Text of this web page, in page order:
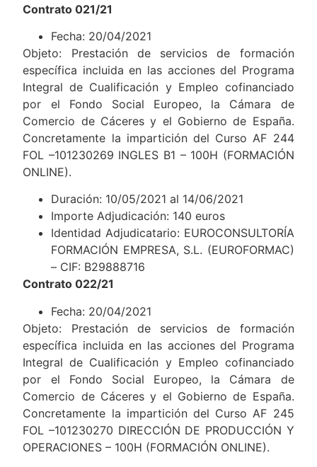
Contrato 021/21
Fecha: 20/04/2021
Objeto: Prestación de servicios de formación
específica incluida en las acciones del Programa
Integral de Cualificación y Empleo cofinanciado
por el Fondo Social Europeo, la Cámara de
Comercio de Cáceres y el Gobierno de España.
Concretamente la impartición del Curso AF 244
FOL –101230269 INGLES B1 – 100H (FORMACIÓN
ONLINE).
Duración: 10/05/2021 al 14/06/2021
Importe Adjudicación: 140 euros
Identidad Adjudicatario: EUROCONSULTORÍA
FORMACIÓN EMPRESA, S.L. (EUROFORMAC)
– CIF: B29888716
Contrato 022/21
Fecha: 20/04/2021
Objeto: Prestación de servicios de formación
específica incluida en las acciones del Programa
Integral de Cualificación y Empleo cofinanciado
por el Fondo Social Europeo, la Cámara de
Comercio de Cáceres y el Gobierno de España.
Concretamente la impartición del Curso AF 245
FOL –101230270 DIRECCIÓN DE PRODUCCIÓN Y
OPERACIONES – 100H (FORMACIÓN ONLINE).